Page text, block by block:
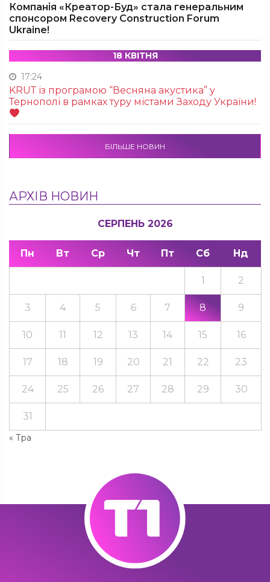
Компанія «Креатор-Буд» стала генеральним
спонсором Recovery Construction Forum
Ukraine!
18 КВІТНЯ
17:24
KRUТ із програмою “Весняна акустика” у
Тернополі в рамках туру містами Заходу України!
БІЛЬШЕ НОВИН
АРХІВ НОВИН
СЕРПЕНЬ 2026
Пн Вт Ср Чт Пт Сб Нд
« Тра
1 2
3 4 5 6 7 8 9
10 11 12 13 14 15 16
17 18 19 20 21 22 23
24 25 26 27 28 29 30
31